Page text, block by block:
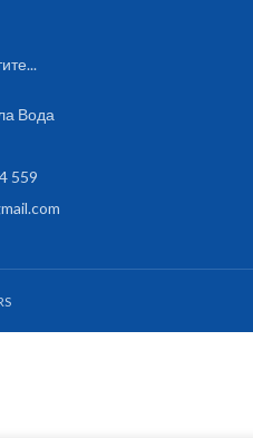
Вода
559